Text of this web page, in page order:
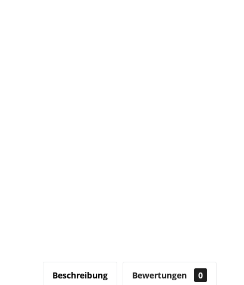
Beschreibung Bewertungen 0